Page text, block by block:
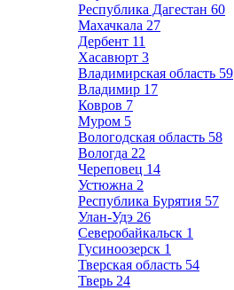
Республика Дагестан 60
Махачкала 27
Дербент 11
Хасавюрт 3
Владимирская область 59
Владимир 17
Ковров 7
Муром 5
Вологодская область 58
Вологда 22
Череповец 14
Устюжна 2
Республика Бурятия 57
Улан-Удэ 26
Северобайкальск 1
Гусиноозерск 1
Тверская область 54
Тверь 24